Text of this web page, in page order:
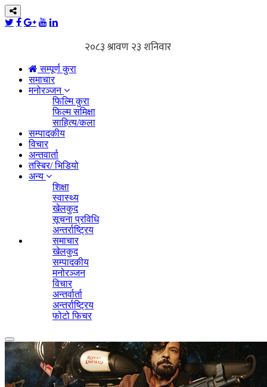
सम्पूर्ण कुरा
समाचार
मनोरञ्जन
फिल्मि कुरा
फिल्म समिक्षा
साहित्य/कला
सम्पादकीय
विचार
अन्तवार्ता
तस्बिर/ भिडियो
अन्य
शिक्षा
स्वास्थ्य
खेलकुद
सूचना प्रविधि
अन्तर्राष्ट्रिय
समाचार
खेलकुद
सम्पादकीय
मनोरञ्जन
विचार
अन्तर्वार्ता
अन्तर्राष्ट्रिय
फोटो फिचर
Toggle
navigation